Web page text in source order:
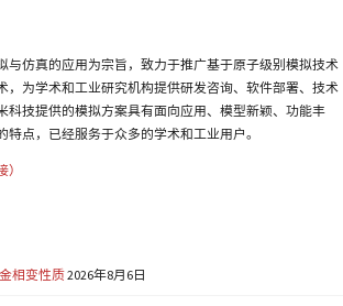
与仿真的应用为宗旨，致力于推广基于原子级别模拟技术
，为学术和工业研究机构提供研发咨询、软件部署、技术
科技提供的模拟方案具有面向应用、模型新颖、功能丰
特点，已经服务于众多的学术和工业用户。
相变性质2026年8月6日